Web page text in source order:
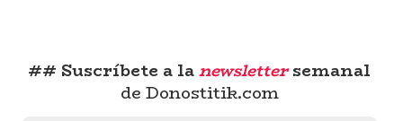
## Suscríbete a lanewslettersemanal
de Donostitik.com